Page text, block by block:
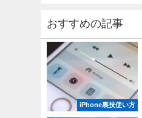
おすすめの記事
iPhone裏技使い方